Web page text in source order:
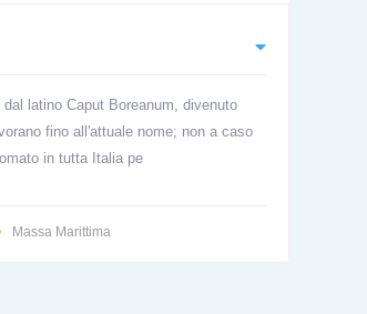
dal latino Caput Boreanum, divenuto
fino all'attuale nome; non a caso
in tutta Italia pe
Massa Marittima